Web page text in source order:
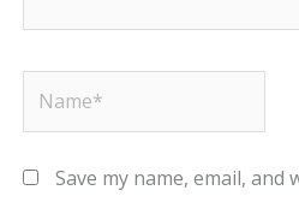
Save my name, email,